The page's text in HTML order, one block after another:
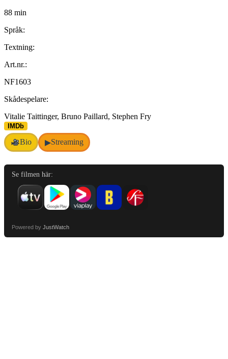
88 min
Språk:
Textning:
Art.nr.:
NF1603
Skådespelare:
Vitalie Taittinger, Bruno Paillard, Stephen Fry
IMDb
Bio ▶Streaming
Se filmen här:
Powered by JustWatch